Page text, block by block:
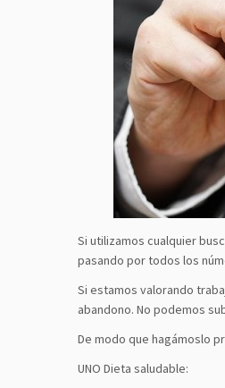
Si utilizamos cualquier
pasando por todos los
Si estamos valorando
abandono. No podemos
De modo que hagámoslo
UNO Dieta saludable: